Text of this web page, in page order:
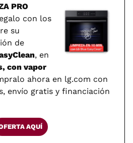
PRO
con los
su
de
, en
con vapor
ahora en lg.com con
envío gratis y financiación
AQUÍ